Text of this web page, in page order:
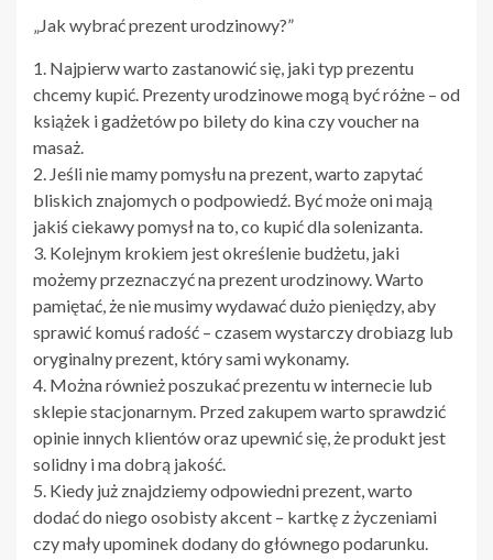
„Jak wybrać prezent urodzinowy?”
1. Najpierw warto zastanowić się, jaki typ prezentu
chcemy kupić. Prezenty urodzinowe mogą być różne – od
książek i gadżetów po bilety do kina czy voucher na
masaż.
2. Jeśli nie mamy pomysłu na prezent, warto zapytać
bliskich znajomych o podpowiedź. Być może oni mają
jakiś ciekawy pomysł na to, co kupić dla solenizanta.
3. Kolejnym krokiem jest określenie budżetu, jaki
możemy przeznaczyć na prezent urodzinowy. Warto
pamiętać, że nie musimy wydawać dużo pieniędzy, aby
sprawić komuś radość – czasem wystarczy drobiazg lub
oryginalny prezent, który sami wykonamy.
4. Można również poszukać prezentu w internecie lub
sklepie stacjonarnym. Przed zakupem warto sprawdzić
opinie innych klientów oraz upewnić się, że produkt jest
solidny i ma dobrą jakość.
5. Kiedy już znajdziemy odpowiedni prezent, warto
dodać do niego osobisty akcent – kartkę z życzeniami
czy mały upominek dodany do głównego podarunku.